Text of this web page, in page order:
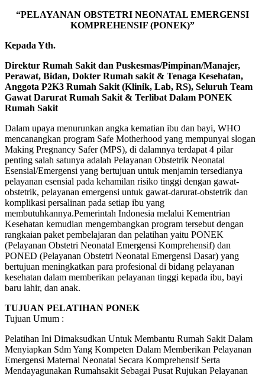
“PELAYANAN OBSTETRI NEONATAL EMERGENSI
KOMPREHENSIF (PONEK)”
Kepada Yth.
Direktur Rumah Sakit dan Puskesmas/Pimpinan/Manajer,
Perawat, Bidan, Dokter Rumah sakit & Tenaga Kesehatan,
Anggota P2K3 Rumah Sakit (Klinik, Lab, RS), Seluruh Team
Gawat Darurat Rumah Sakit & Terlibat Dalam PONEK
Rumah Sakit
Dalam upaya menurunkan angka kematian ibu dan bayi, WHO
mencanangkan program Safe Motherhood yang mempunyai slogan
Making Pregnancy Safer (MPS), di dalamnya terdapat 4 pilar
penting salah satunya adalah Pelayanan Obstetrik Neonatal
Esensial/Emergensi yang bertujuan untuk menjamin tersedianya
pelayanan esensial pada kehamilan risiko tinggi dengan gawat-
obstetrik, pelayanan emergensi untuk gawat-darurat-obstetrik dan
komplikasi persalinan pada setiap ibu yang
membutuhkannya.Pemerintah Indonesia melalui Kementrian
Kesehatan kemudian mengembangkan program tersebut dengan
rangkaian paket pembelajaran dan pelatihan yaitu PONEK
(Pelayanan Obstetri Neonatal Emergensi Komprehensif) dan
PONED (Pelayanan Obstetri Neonatal Emergensi Dasar) yang
bertujuan meningkatkan para profesional di bidang pelayanan
kesehatan dalam memberikan pelayanan tinggi kepada ibu, bayi
baru lahir, dan anak.
TUJUAN PELATIHAN PONEK
Tujuan Umum :
Pelatihan Ini Dimaksudkan Untuk Membantu Rumah Sakit Dalam
Menyiapkan Sdm Yang Kompeten Dalam Memberikan Pelayanan
Emergensi Maternal Neonatal Secara Komprehensif Serta
Mendayagunakan Rumahsakit Sebagai Pusat Rujukan Pelayanan